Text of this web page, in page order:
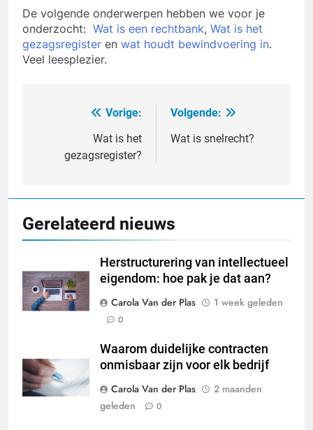
De volgende onderwerpen hebben we voor je
onderzocht: Wat is een rechtbank, Wat is het
gezagsregister en wat houdt bewindvoering in.
Veel leesplezier.
navigatie
Vorige:
Wat is het
gezagsregister?
Volgende:
Wat is snelrecht?
Gerelateerd nieuws
Herstructurering van intellectueel
eigendom: hoe pak je dat aan?
Carola Van der Plas
1 week geleden
0
Waarom duidelijke contracten
onmisbaar zijn voor elk bedrijf
Carola Van der Plas
2 maanden
geleden
0